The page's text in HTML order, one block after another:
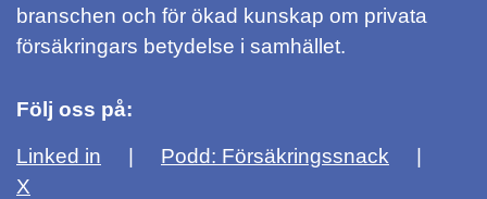
branschen och för ökad kunskap om privata
försäkringars betydelse i samhället.
Följ oss på:
Linked in
Podd: Försäkringssnack
X